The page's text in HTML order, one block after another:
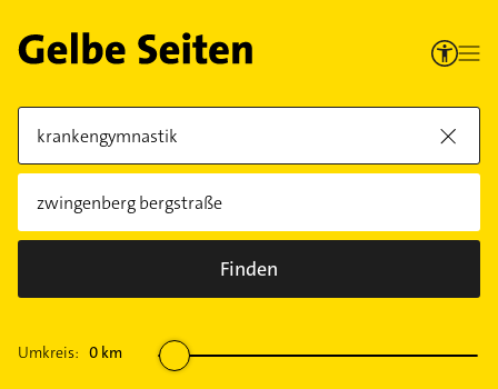
Finden
Umkreis: 0 km